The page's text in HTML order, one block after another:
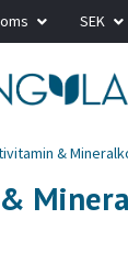
SEK
&